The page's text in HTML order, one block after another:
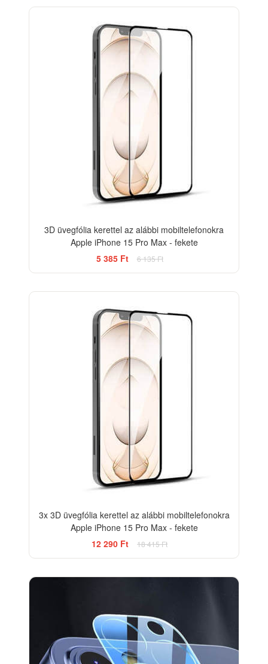
3D üvegfólia kerettel az alábbi mobiltelefonokra
Apple iPhone 15 Pro Max - fekete
5 385 Ft
6 135 Ft
3x 3D üvegfólia kerettel az alábbi mobiltelefonokra
Apple iPhone 15 Pro Max - fekete
12 290 Ft
18 415 Ft